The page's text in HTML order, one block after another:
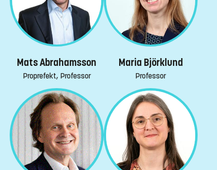
Mats Abrahamsson
Proprefekt, Professor
Maria Björklund
Professor